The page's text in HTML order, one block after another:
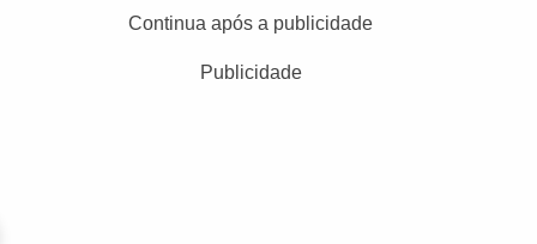
Continua após a publicidade
Publicidade